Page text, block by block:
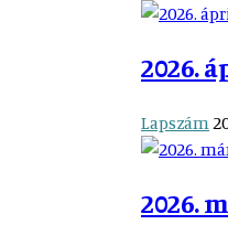
2026.
Lapszám
2026.